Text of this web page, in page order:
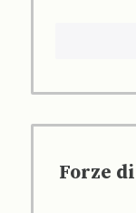
Forze